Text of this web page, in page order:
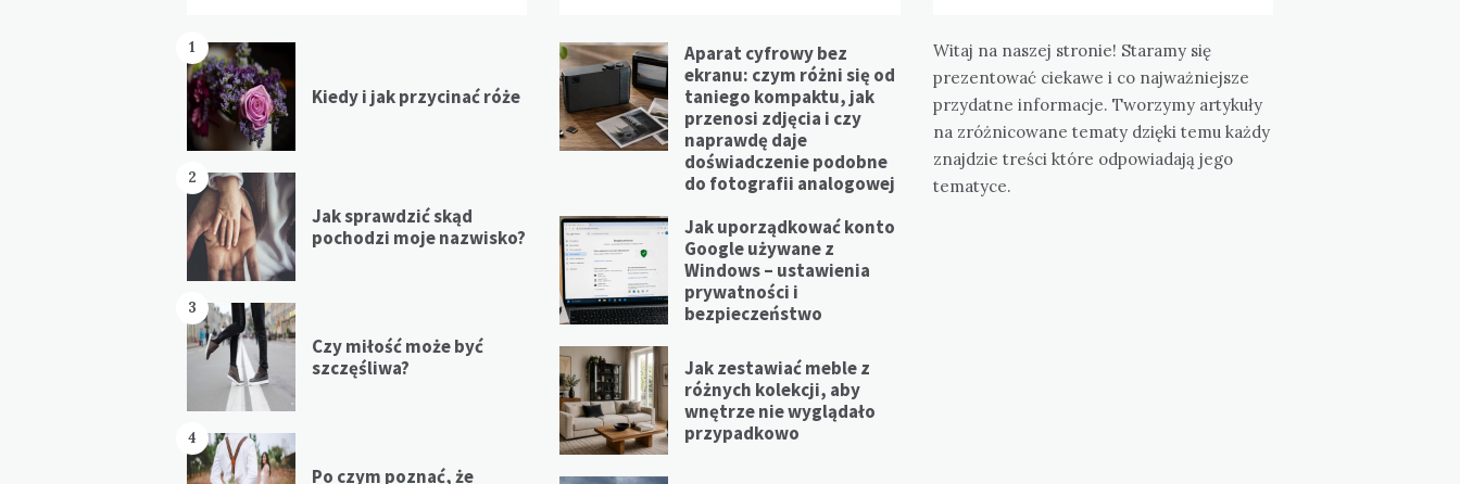
1
Kiedy i jak przycinać róże
2
Jak sprawdzić skąd
pochodzi moje nazwisko?
3
Czy miłość może być
szczęśliwa?
4
Po czym poznać, że
Aparat cyfrowy bez
ekranu: czym różni się od
taniego kompaktu, jak
przenosi zdjęcia i czy
naprawdę daje
doświadczenie podobne
do fotografii analogowej
Jak uporządkować konto
Google używane z
Windows – ustawienia
prywatności i
bezpieczeństwo
Jak zestawiać meble z
różnych kolekcji, aby
wnętrze nie wyglądało
przypadkowo
Witaj na naszej stronie! Staramy się
prezentować ciekawe i co najważniejsze
przydatne informacje. Tworzymy artykuły
na zróżnicowane tematy dzięki temu każdy
znajdzie treści które odpowiadają jego
tematyce.